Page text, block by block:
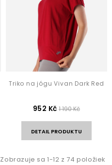
Triko na jógu Vivan Dark Red
952 Kč 1 190 Kč
DETAIL PRODUKTU
Zobrazuje sa 1-12 z 74 položiek